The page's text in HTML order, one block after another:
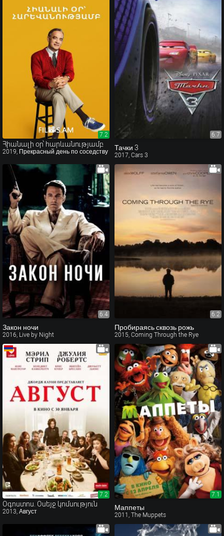
7.2
7.2
Հիանալի օր՝ հարևանությամբ
2019, Прекрасный день по соседству
6.7
Тачки 3
2017, Cars 3
6.4
Закон ночи
2016, Live by Night
6.2
Пробираясь сквозь рожь
2015, Coming Through the Rye
7.2
7.2
Օգոստոս. Օսեյջ կոմսություն
2013, Август
7.1
Маппеты
2011, The Muppets